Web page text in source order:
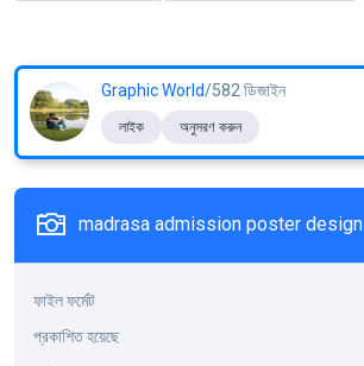
Graphic World/582 ডিজাইন
লাইক অনুসরণ করুন
madrasa admission poster design
ফাইল ফর্মেট
প্রকাশিত হয়েছে